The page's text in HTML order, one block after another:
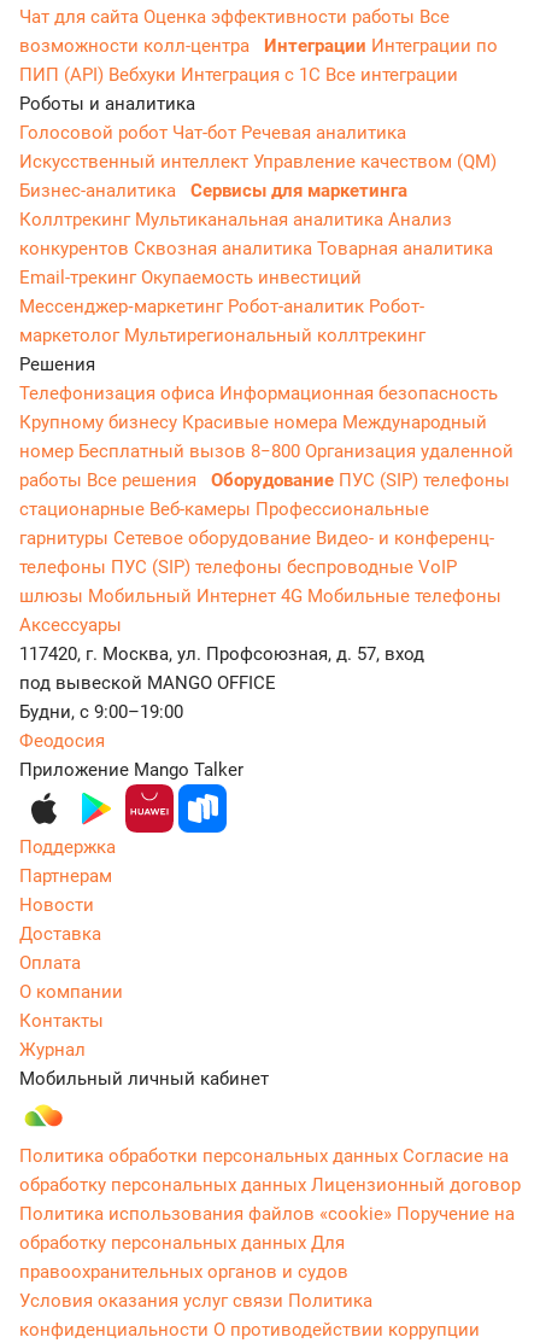
Чат для сайта Оценка эффективности работы Все
возможности колл-центра
Интеграции Интеграции по
ПИП (API) Вебхуки Интеграция с 1С Все интеграции
Роботы и аналитика
Голосовой робот Чат-бот Речевая аналитика
Искусственный интеллект Управление качеством (QM)
Бизнес-аналитика
Сервисы для маркетинга
Коллтрекинг Мультиканальная аналитика Анализ
конкурентов Сквозная аналитика Товарная аналитика
Email-трекингОкупаемость инвестиций
Мессенджер‑маркетинг Робот-аналитик Робот-
маркетолог Мультирегиональный коллтрекинг
Решения
Телефонизация офиса Информационная безопасность
Крупному бизнесу Красивые номера Международный
номер Бесплатный вызов 8−800 Организация удаленной
работы Все решения Оборудование ПУС (SIP) телефоны
стационарные Веб-камеры Профессиональные
гарнитуры Сетевое оборудование Видео- и конференц-
телефоны ПУС (SIP) телефоны беспроводные VoIP
шлюзы Мобильный Интернет 4G Мобильные телефоны
Аксессуары
117420, г. Москва, ул. Профсоюзная, д. 57, вход
под вывеской MANGO OFFICE
Будни, с 9:00–19:00
Феодосия
Приложение Mango Talker
Поддержка
Партнерам
Новости
Доставка
Оплата
О компании
Контакты
Журнал
Мобильный личный кабинет
Политика обработки персональных данных Согласие на
обработку персональных данных Лицензионный договор
Политика использования файлов «cookie» Поручение на
обработку персональных данных Для
правоохранительных органов и судов
Условия оказания услуг связи Политика
конфиденциальности О противодействии коррупции